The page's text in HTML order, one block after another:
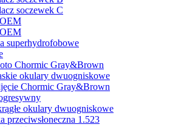
soczewek C
superhydrofobowe
Chormic Gray&Brown
okulary dwuogniskowe
Chormic Gray&Brown
okulary dwuogniskowe
przeciwsłoneczna 1.523